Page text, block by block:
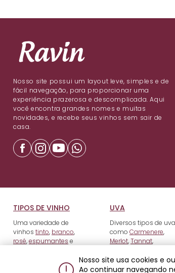
Nosso site possui um layout leve, simples e de
fácil navegação, para proporcionar uma
experiência prazerosa e descomplicada. Aqui
você encontra grandes nomes e muitas
novidades, e recebe seus vinhos sem sair de
casa.
TIPOS DE VINHO
Uma variedade de
vinhos tinto, branco,
rosé,espumantes e
UVA
Diversos tipos de
como Carmenere,
Merlot,Tannat,
Nosso site usa cookies e
Ao continuar navegando